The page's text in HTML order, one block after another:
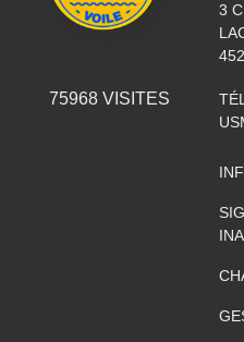
75968VISITES
3